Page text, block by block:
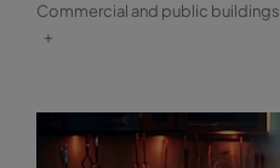
Commercial and public buildings
+